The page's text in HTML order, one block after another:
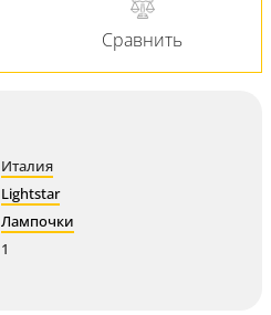
Италия
Lightstar
Лампочки
1